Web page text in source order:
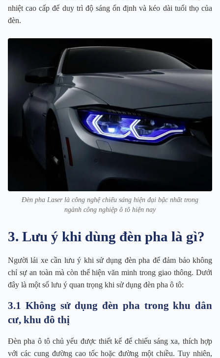
nhiệt cao cấp để duy trì độ sáng ổn định và kéo dài tuổi thọ của
đèn.
Đèn pha Laser là công nghệ chiếu sáng hiện đại bậc nhất trong
ngành công nghiệp ô tô hiện nay
3. Lưu ý khi dùng đèn pha là gì?
Người lái xe cần lưu ý khi sử dụng đèn pha để đảm bảo không
chỉ sự an toàn mà còn thể hiện văn minh trong giao thông. Dưới
đây là một số lưu ý quan trọng khi sử dụng đèn pha ô tô:
3.1 Không sử dụng đèn pha trong khu dân
cư, khu đô thị
Đèn pha ô tô chủ yếu được thiết kế để chiếu sáng xa, thích hợp
với các cung đường cao tốc hoặc đường một chiều. Tuy nhiên,